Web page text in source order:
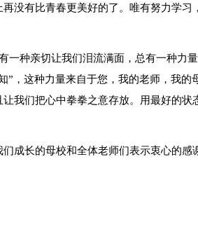
没有比青春更美好的了。唯有努力学习
一种亲切让我们泪流满面，总有一种力
”，这种力量来自于您，我的老师，我的
我们把心中拳拳之意存放。用最好的状
成长的母校和全体老师们表示衷心的感